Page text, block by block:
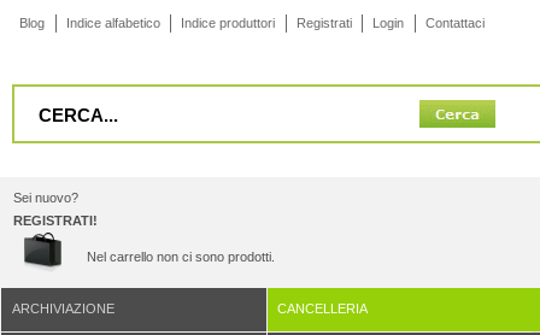
Blog Indice alfabetico Indice produttori Registrati Login Contattaci
Sei nuovo?
REGISTRATI!
Nel carrello non ci sono prodotti.
ARCHIVIAZIONE CANCELLERIA